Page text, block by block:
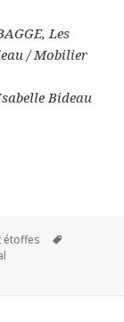
Les
/ Mobilier
Bideau
étoffes